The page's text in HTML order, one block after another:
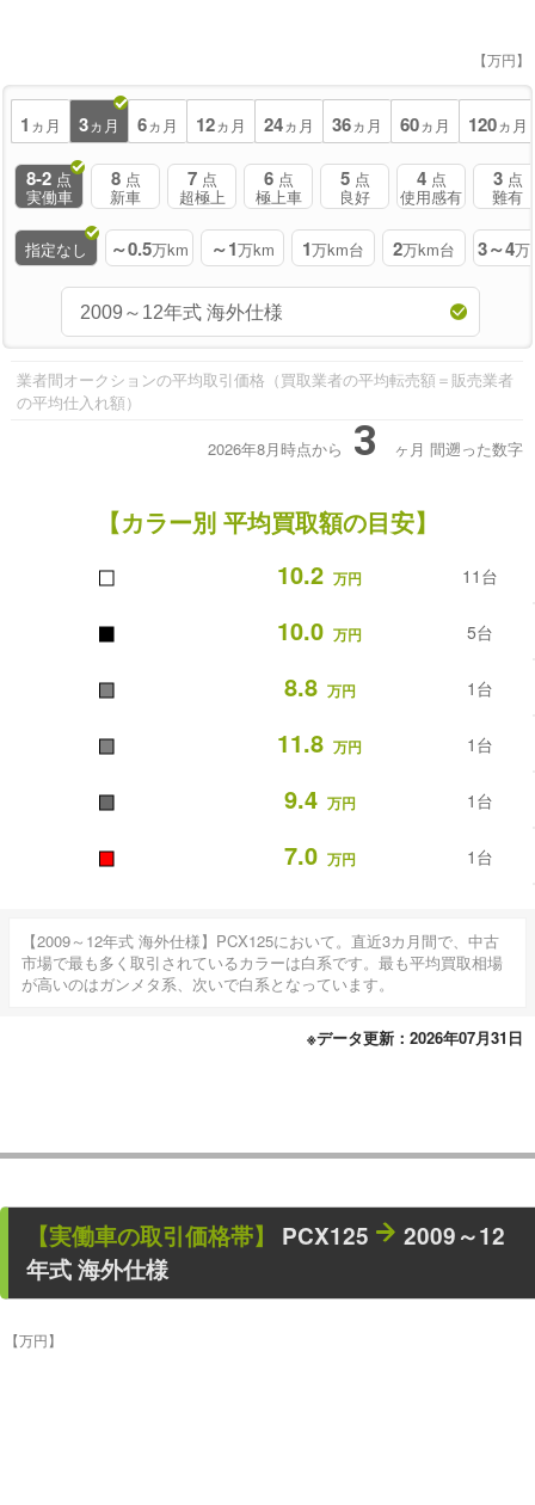
【万円】
1 ヵ月 3ヵ月 6ヵ月 12ヵ月 24ヵ月 36ヵ月 60ヵ月 120ヵ月
8-2 点
実働車
8 点
新車
7 点
超極上
6 点
極上車
5 点
良好
4 点
使用感有
3 点
難有
指定なし ～0.5万km ～1万km 1万km台 2万km台 3～4万
業者間オークションの平均取引価格（買取業者の平均転売額＝販売業者
の平均仕入れ額）
2026年8月時点から 3 ヶ月 間遡った数字
【カラー別 平均買取額の目安】
■ 10.2 万円 11台
■ 10.0 万円 5台
■ 8.8 万円 1台
■ 11.8 万円 1台
■ 9.4 万円 1台
■ 7.0 万円 1台
【2009～12年式 海外仕様】PCX125において。直近3カ月間で、中古
市場で最も多く取引されているカラーは白系です。最も平均買取相場
が高いのはガンメタ系、次いで白系となっています。
※データ更新：2026年07月31日
【実働車の取引価格帯】 PCX125
2009～12
年式 海外仕様
【万円】